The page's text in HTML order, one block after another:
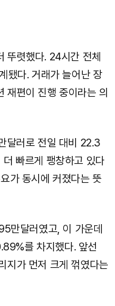
뚜렷했다. 24시간 전체
됐다. 거래가 늘어난 장
재편이 진행 중이라는 의
달러로 전일 대비 22.3
빠르게 팽창하고 있다
가 동시에 커졌다는 뜻
만달러였고, 이 가운데
를 차지했다. 앞선
지가 먼저 크게 꺾였다는